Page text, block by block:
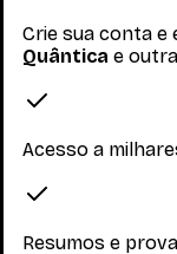
UNIVERSIDADE
Milikan. Medida
Materiais
Crie sua conta e
Quântica e
Acesso a
Resumos e